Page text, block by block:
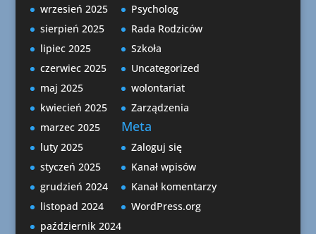
wrzesień 2025
sierpień 2025
lipiec 2025
czerwiec 2025
maj 2025
kwiecień 2025
marzec 2025
luty 2025
styczeń 2025
grudzień 2024
listopad 2024
październik 2024
Psycholog
Rada Rodziców
Szkoła
Uncategorized
wolontariat
Zarządzenia
Meta
Zaloguj się
Kanał wpisów
Kanał komentarzy
WordPress.org